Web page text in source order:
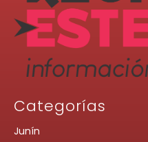
Categorías
Junín